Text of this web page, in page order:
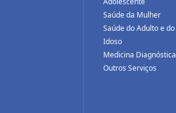
Saúde da Mulher
Saúde do Adulto e do
Idoso
Medicina Diagnóstica
Outros Serviços